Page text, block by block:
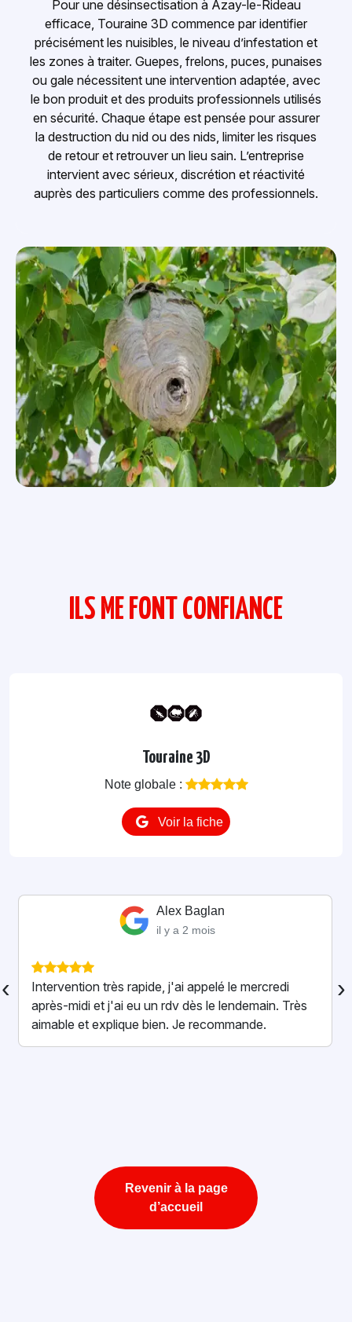
Pour une désinsectisation à Azay-le-Rideau
efficace, Touraine 3D commence par identifier
précisément les nuisibles, le niveau d’infestation et
les zones à traiter. Guepes, frelons, puces, punaises
ou gale nécessitent une intervention adaptée, avec
le bon produit et des produits professionnels utilisés
en sécurité. Chaque étape est pensée pour assurer
la destruction du nid ou des nids, limiter les risques
de retour et retrouver un lieu sain. L’entreprise
intervient avec sérieux, discrétion et réactivité
auprès des particuliers comme des professionnels.
ILS ME FONT CONFIANCE
Touraine 3D
Note globale :
Voir la fiche
Alexandre Casco
il y a 4 mois
Super intervention pour un nid de frelons à la
maison ! Professionnel, rassurant et très
sympathique. Il a tout réglé rapidement en
expliquant chaque étape. On se sent vraiment en
confiance. Merci enc...
‹ ›
Revenir à la page
d’accueil